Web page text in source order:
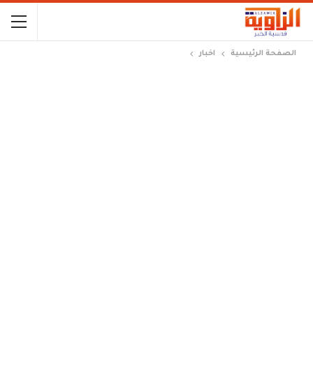
الصفحة الرئيسية اخبار